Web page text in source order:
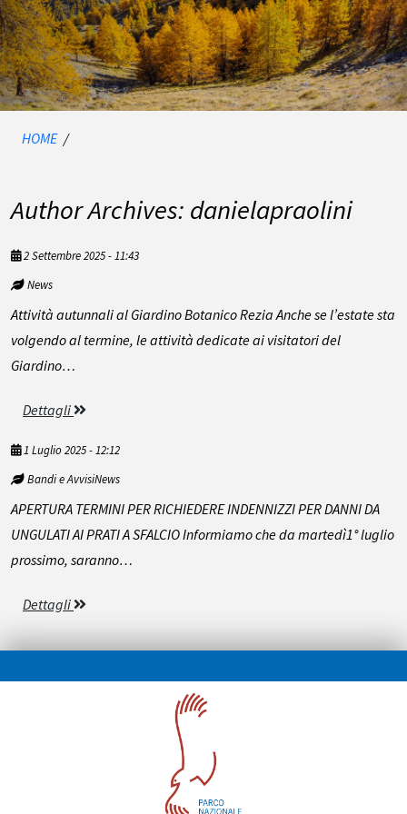
HOME /
Author Archives: danielapraolini
2 Settembre 2025 - 11:43
News
Attività autunnali al Giardino Botanico Rezia Anche se l’estate sta
volgendo al termine, le attività dedicate ai visitatori del
Giardino…
Dettagli
1 Luglio 2025 - 12:12
Bandi e AvvisiNews
APERTURA TERMINI PER RICHIEDERE INDENNIZZI PER DANNI DA
UNGULATI AI PRATI A SFALCIO Informiamo che da martedì1° luglio
prossimo, saranno…
Dettagli